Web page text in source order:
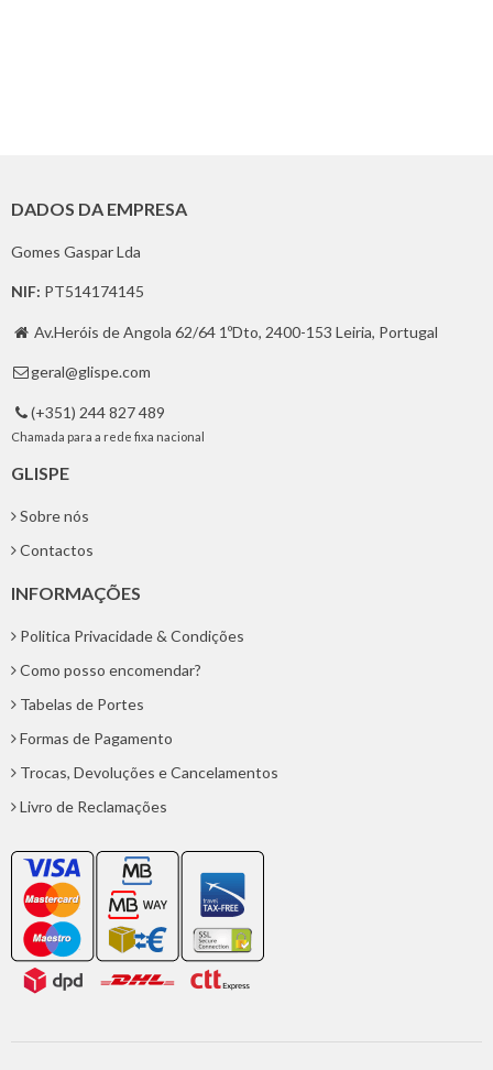
DADOS DA EMPRESA
Gomes Gaspar Lda
NIF: PT514174145
 Av.Heróis de Angola 62/64 1ºDto, 2400-153 Leiria, Portugal
 geral@glispe.com
 (+351) 244 827 489
Chamada para a rede fixa nacional
GLISPE
Sobre nós
Contactos
INFORMAÇÕES
Politica Privacidade & Condições
Como posso encomendar?
Tabelas de Portes
Formas de Pagamento
Trocas, Devoluções e Cancelamentos
Livro de Reclamações